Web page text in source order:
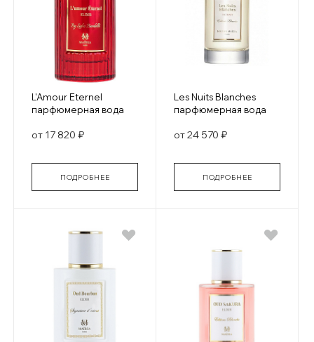
L'Amour Eternel
парфюмерная вода
от 17 820 ₽
ПОДРОБНЕЕ
Les Nuits Blanches
парфюмерная вода
от 24 570 ₽
ПОДРОБНЕЕ